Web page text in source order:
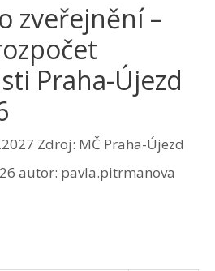
zveřejnění –
Praha-Újezd
Zdroj: MČ Praha-Újezd
autor: pavla.pitrmanova